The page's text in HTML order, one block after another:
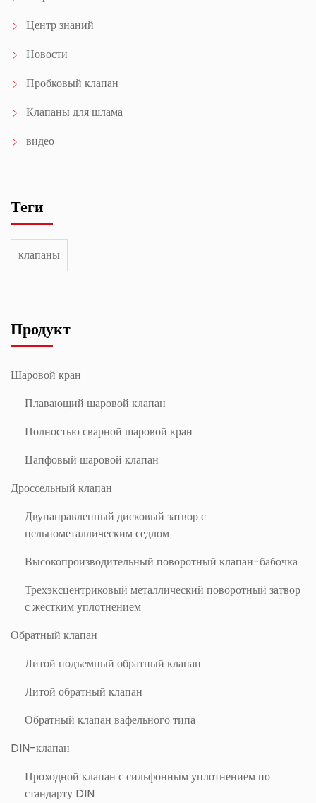
Центр знаний
Новости
Пробковый клапан
Клапаны для шлама
видео
Теги
клапаны
Продукт
Шаровой кран
Плавающий шаровой клапан
Полностью сварной шаровой кран
Цапфовый шаровой клапан
Дроссельный клапан
Двунаправленный дисковый затвор с
цельнометаллическим седлом
Высокопроизводительный поворотный клапан-бабочка
Трехэксцентриковый металлический поворотный затвор
с жестким уплотнением
Обратный клапан
Литой подъемный обратный клапан
Литой обратный клапан
Обратный клапан вафельного типа
DIN-клапан
Проходной клапан с сильфонным уплотнением по
стандарту DIN